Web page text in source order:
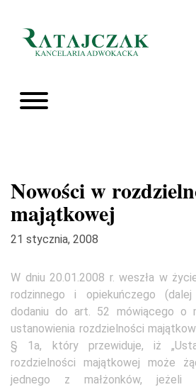
Nowości w
majątkowej
21 stycznia, 2008
W dniu 20.01.2008 r. weszła w
rodzinnego i opiekuńczego
dodaniu do art. 52 mówiącego o
ustanowienia rozdzielności
§ 1a, który przewiduje, iż
rozdzielności majątkowej może
jednego z małżonków, jeżeli